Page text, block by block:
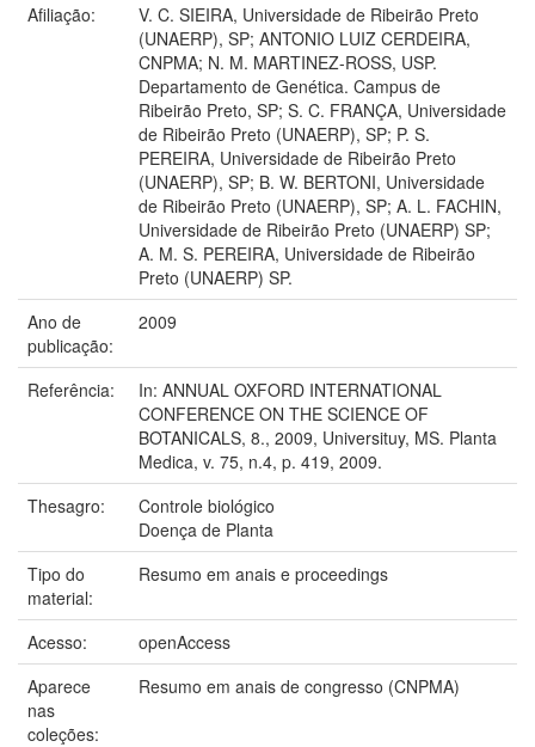
Afiliação:
V. C. SIEIRA, Universidade de Ribeirão Preto
(UNAERP), SP; ANTONIO LUIZ CERDEIRA,
CNPMA; N. M. MARTINEZ-ROSS, USP.
Departamento de Genética. Campus de
Ribeirão Preto, SP; S. C. FRANÇA, Universidade
de Ribeirão Preto (UNAERP), SP; P. S.
PEREIRA, Universidade de Ribeirão Preto
(UNAERP), SP; B. W. BERTONI, Universidade
de Ribeirão Preto (UNAERP), SP; A. L. FACHIN,
Universidade de Ribeirão Preto (UNAERP) SP;
A. M. S. PEREIRA, Universidade de Ribeirão
Preto (UNAERP) SP.
Ano de
publicação:
2009
Referência:
In: ANNUAL OXFORD INTERNATIONAL
CONFERENCE ON THE SCIENCE OF
BOTANICALS, 8., 2009, Universituy, MS. Planta
Medica, v. 75, n.4, p. 419, 2009.
Thesagro:
Controle biológico
Doença de Planta
Tipo do
material:
Resumo em anais e proceedings
Acesso:
openAccess
Aparece
nas
coleções:
Resumo em anais de congresso (CNPMA)